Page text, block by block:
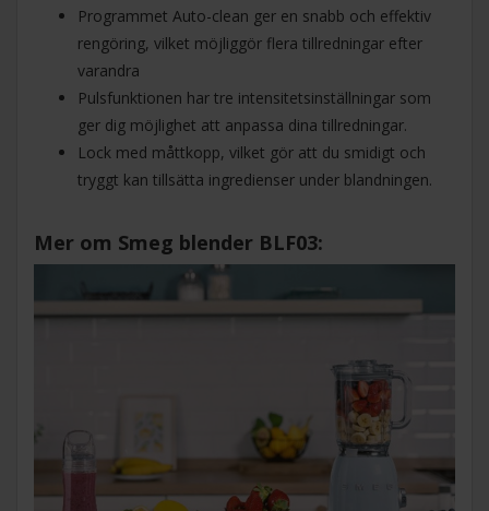
Programmet Auto-clean ger en snabb och effektiv
rengöring, vilket möjliggör flera tillredningar efter
varandra
Pulsfunktionen har tre intensitetsinställningar som
ger dig möjlighet att anpassa dina tillredningar.
Lock med måttkopp, vilket gör att du smidigt och
tryggt kan tillsätta ingredienser under blandningen.
Mer om Smeg blender BLF03: